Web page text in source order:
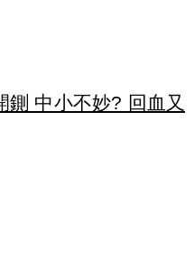
中小不妙? 回血又